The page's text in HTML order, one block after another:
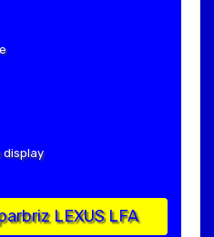
display
LEXUS LFA